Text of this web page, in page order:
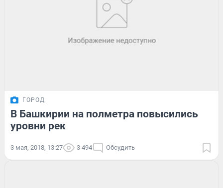
ГОРОД
В Башкирии на полметра повысились
уровни рек
3 мая, 2018, 13:27 3 494 Обсудить